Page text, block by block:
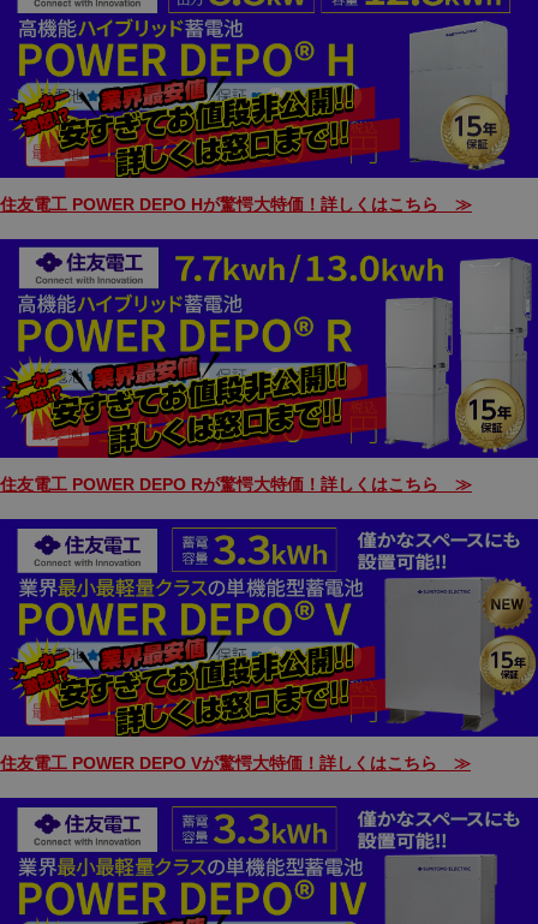
住友電工 POWER DEPO Hが驚愕大特価！詳しくはこちら ≫
住友電工 POWER DEPO Rが驚愕大特価！詳しくはこちら ≫
住友電工 POWER DEPO Vが驚愕大特価！詳しくはこちら ≫